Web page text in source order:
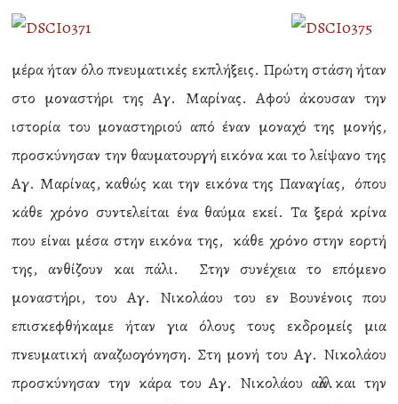
μέρα ήταν όλο πνευματικές εκπλήξεις. Πρώτη στάση ήταν
στο μοναστήρι της Αγ. Μαρίνας. Αφού άκουσαν την
ιστορία του μοναστηριού από έναν μοναχό της μονής,
προσκύνησαν την θαυματουργή εικόνα και το λείψανο της
Αγ. Μαρίνας, καθώς και την εικόνα της Παναγίας, όπου
κάθε χρόνο συντελείται ένα θαύμα εκεί. Τα ξερά κρίνα
που είναι μέσα στην εικόνα της, κάθε χρόνο στην εορτή
της, ανθίζουν και πάλι. Στην συνέχεια το επόμενο
μοναστήρι, του Αγ. Νικολάου του εν Βουνένοις που
επισκεφθήκαμε ήταν για όλους τους εκδρομείς μια
πνευματική αναζωογόνηση. Στη μονή του Αγ. Νικολάου
προσκύνησαν την κάρα του Αγ. Νικολάου αλλά και την